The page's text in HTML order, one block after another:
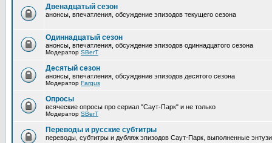
Двенадцатый сезон
анонсы, впечатления, обсуждение эпизодов текущего сезона
Одиннадцатый сезон
анонсы, впечатления, обсуждение эпизодов одиннадцатого сезона
Модератор SBerT
Десятый сезон
анонсы, впечатления, обсуждение эпизодов десятого сезона
Модератор Fargus
Опросы
всяческие опросы про сериал "Саут-Парк" и не только
Модератор SBerT
Переводы и русские субтитры
переводы, субтитры и дубляж эпизодов Саут-Парк, выполненные